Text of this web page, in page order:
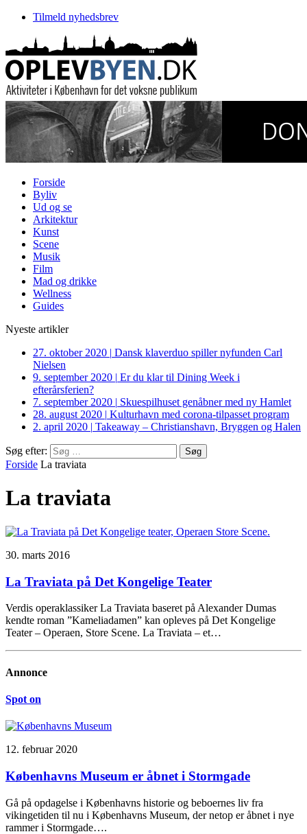
Tilmeld nyhedsbrev
Forside
Byliv
Ud og se
Arkitektur
Kunst
Scene
Musik
Film
Mad og drikke
Wellness
Guides
Nyeste artikler
27. oktober 2020 | Dansk klaverduo spiller nyfunden Carl
Nielsen
9. september 2020 | Er du klar til Dining Week i
efterårsferien?
7. september 2020 | Skuespilhuset genåbner med ny Hamlet
28. august 2020 | Kulturhavn med corona-tilpasset program
2. april 2020 | Takeaway – Christianshavn, Bryggen og Halen
Søg efter:
Forside La traviata
La traviata
30. marts 2016
La Traviata på Det Kongelige Teater
Verdis operaklassiker La Traviata baseret på Alexander Dumas
kendte roman ”Kameliadamen” kan opleves på Det Kongelige
Teater – Operaen, Store Scene. La Traviata – et…
Annonce
Spot on
12. februar 2020
Københavns Museum er åbnet i Stormgade
Gå på opdagelse i Københavns historie og beboernes liv fra
vikingetiden til nu i Københavns Museum, der netop er åbnet i nye
rammer i Stormgade….